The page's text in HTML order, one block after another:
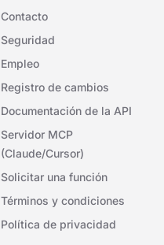
Contacto
Seguridad
Empleo
Registro de cambios
Documentación de la API
Servidor MCP
(Claude/Cursor)
Solicitar una función
Términos y condiciones
Política de privacidad